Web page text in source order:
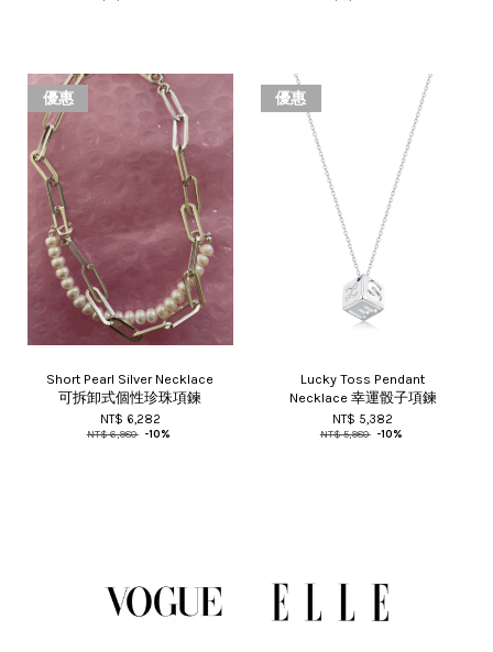
優惠
Short Pearl Silver Necklace
可拆卸式個性珍珠項鍊
NT$ 6,282
NT$ 6,980 -10%
優惠
Lucky Toss Pendant
Necklace 幸運骰子項鍊
NT$ 5,382
NT$ 5,980 -10%